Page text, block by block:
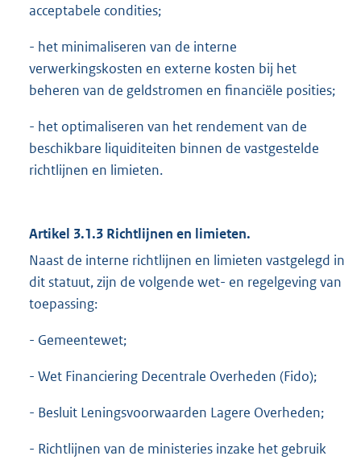
acceptabele condities;
- het minimaliseren van de interne
verwerkingskosten en externe kosten bij het
beheren van de geldstromen en financiële posities;
- het optimaliseren van het rendement van de
beschikbare liquiditeiten binnen de vastgestelde
richtlijnen en limieten.
Artikel 3.1.3 Richtlijnen en limieten.
Naast de interne richtlijnen en limieten vastgelegd in
dit statuut, zijn de volgende wet- en regelgeving van
toepassing:
- Gemeentewet;
- Wet Financiering Decentrale Overheden (Fido);
- Besluit Leningsvoorwaarden Lagere Overheden;
- Richtlijnen van de ministeries inzake het gebruik